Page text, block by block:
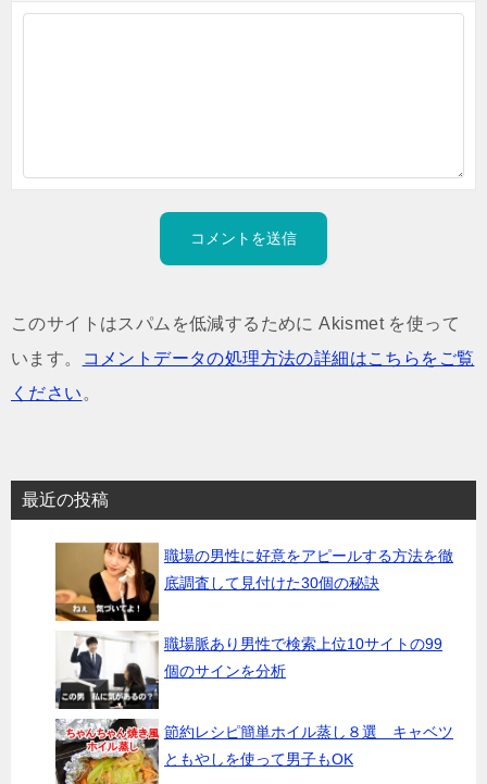
このサイトはスパムを低減するために Akismet を使って
います。
コメントデータの処理方法の詳細はこちらをご覧
ください 。
最近の投稿
職場の男性に好意をアピールする方法を徹
底調査して見付けた30個の秘訣
職場脈あり男性で検索上位10サイトの99
個のサインを分析
節約レシピ簡単ホイル蒸し８選 キャベツ
ともやしを使って男子もOK